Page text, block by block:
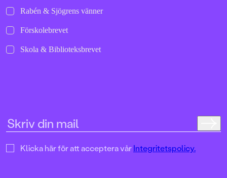
Rabén & Sjögrens vänner
Förskolebrevet
Skola & Biblioteksbrevet
Klicka här för att acceptera vårIntegritetspolicy.